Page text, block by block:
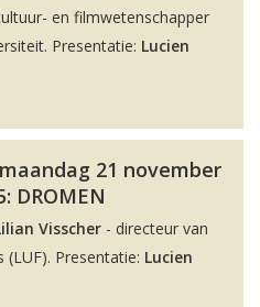
en filmwetenschapper
Presentatie: Lucien
21 november
DROMEN
Visscher - directeur van
Presentatie: Lucien